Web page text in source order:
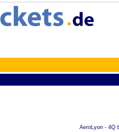
AeroLyon - 4Q